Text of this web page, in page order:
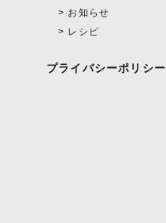
お知らせ
レシピ
プライバシーポリシー